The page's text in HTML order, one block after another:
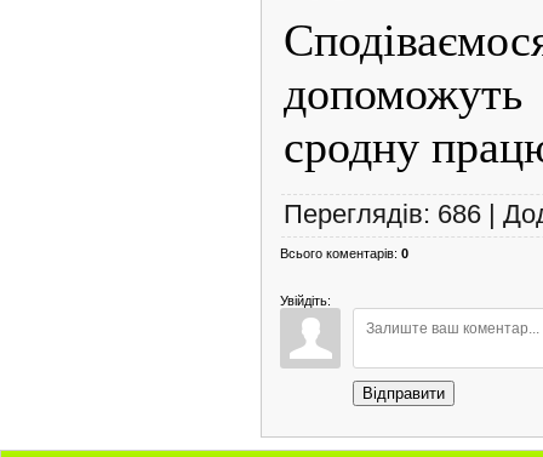
сродну
Переглядів: 686 |
Всього коментарів: 0
Увійдіть:
Відправити